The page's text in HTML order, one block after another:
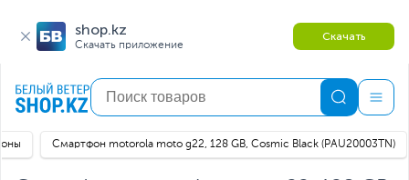
shop.kz
Скачать приложение
Скачать
Смартфон motorola moto g22, 128 GB, Cosmic Black (PAU20003TN)